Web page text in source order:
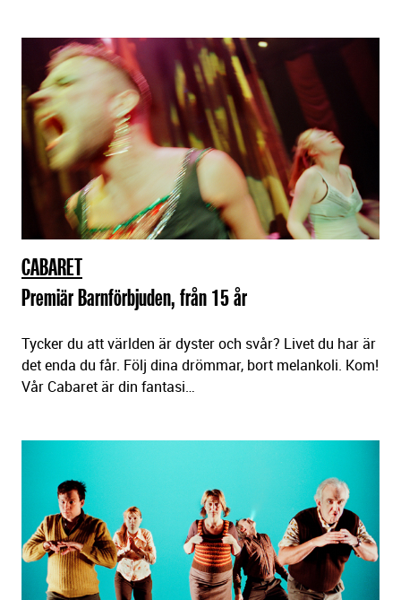
CABARET
Premiär Barnförbjuden, från 15 år
Tycker du att världen är dyster och svår? Livet du har är
det enda du får. Följ dina drömmar, bort melankoli. Kom!
Vår Cabaret är din fantasi…